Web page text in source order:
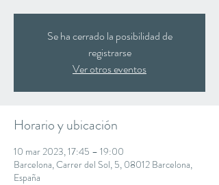
Se ha cerrado la posibilidad de
registrarse
Ver otros eventos
Horario y ubicación
10 mar 2023, 17:45 – 19:00
Barcelona, Carrer del Sol, 5, 08012 Barcelona,
España